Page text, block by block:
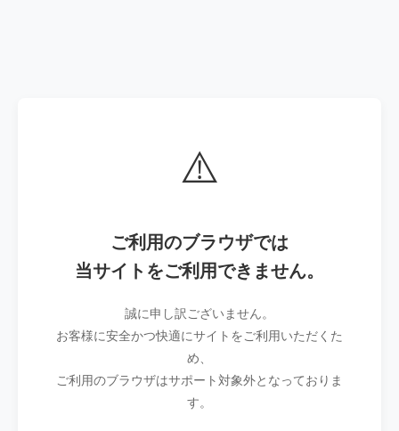
⚠️
ご利用のブラウザでは
当サイトをご利用できません。
誠に申し訳ございません。
お客様に安全かつ快適にサイトをご利用いただくた
め、
ご利用のブラウザはサポート対象外となっておりま
す。